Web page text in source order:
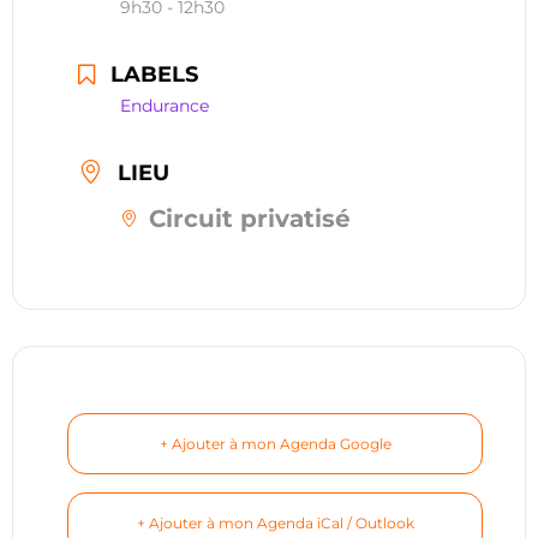
Contact
9h30 - 12h30
LABELS
Endurance
LIEU
Circuit privatisé
+ Ajouter à mon Agenda Google
+ Ajouter à mon Agenda iCal / Outlook